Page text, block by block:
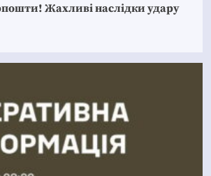
Жахливі наслідки удару